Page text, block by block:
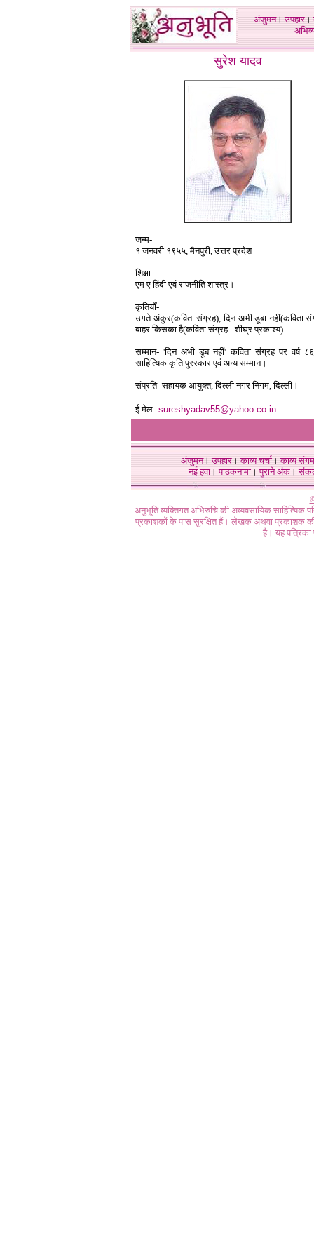
अंजुमन।उपहार।
सुरेश यादव
जन्म-
१ जनवरी १९५५, मैनपुरी, उत्तर प्रदेश
शिक्षा-
एम ए हिंदी एवं राजनीति शास्त्र।
कृतियाँ-
उगते अंकुर(कविता संग्रह), दिन अभी डूबा नहीं(कविता
बाहर किसका है(कविता संग्रह - शीघ्र प्रकाश्य)
सम्मान- 'दिन अभी डूब नहीं' कविता संग्रह पर वर्ष
साहित्यिक कृति पुरस्कार एवं अन्य सम्मान।
संप्रति- सहायक आयुक्त, दिल्ली नगर निगम, दिल्ली।
ई मेल- sureshyadav55@yahoo.co.in
अंजुमन।उपहार।काव्य चर्चा।काव्य संगम
नई हवा। पाठकनामा। पुराने अंक।
अनुभूति व्यक्तिगत अभिरुचि की अव्यवसायिक
प्रकाशकों के पास सुरक्षित हैं। लेखक अथवा प्रकाशक की
है। यह पत्रिका